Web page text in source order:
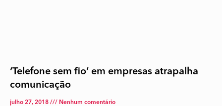
‘Telefone sem fio’ em empresas atrapalha
comunicação
julho 27, 2018 Nenhum comentário